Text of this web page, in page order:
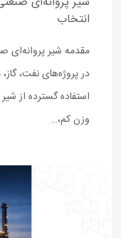
انتخاب
مقدمه شیر پروانه‌ای
در پروژه‌های نفت،
استفاده گسترده از
وزن کم،…